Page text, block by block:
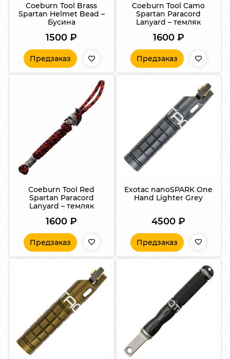
Coeburn Tool Brass
Spartan Helmet Bead –
Бусина
1500₽
Предзаказ
Coeburn Tool Camo
Spartan Paracord
Lanyard – темляк
1600 ₽
Предзаказ
Coeburn Tool Red
Spartan Paracord
Lanyard – темляк
1600₽
Предзаказ
Exotac nanoSPARK One
Hand Lighter Grey
4500₽
Предзаказ